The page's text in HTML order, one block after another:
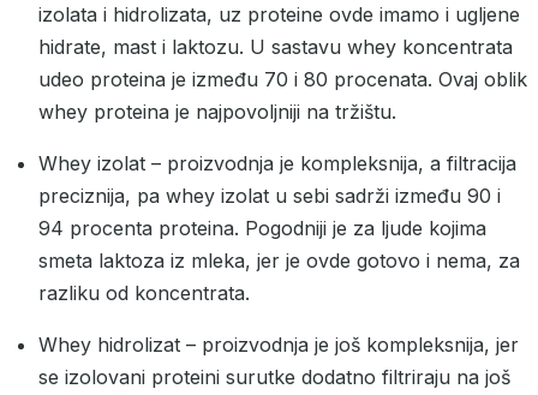
izolata i hidrolizata, uz proteine ovde imamo i ugljene
hidrate, mast i laktozu. U sastavu whey koncentrata
udeo proteina je između 70 i 80 procenata. Ovaj oblik
whey proteina je najpovoljniji na tržištu.
Whey izolat – proizvodnja je kompleksnija, a filtracija
preciznija, pa whey izolat u sebi sadrži između 90 i
94 procenta proteina. Pogodniji je za ljude kojima
smeta laktoza iz mleka, jer je ovde gotovo i nema, za
razliku od koncentrata.
Whey hidrolizat – proizvodnja je još kompleksnija, jer
se izolovani proteini surutke dodatno filtriraju na još